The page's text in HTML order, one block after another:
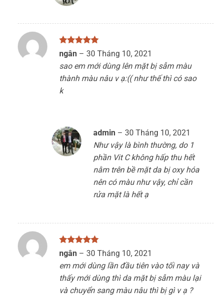
Được xếp
hạng
sao
ngân – 30 Tháng 10, 2021
sao em mới dùng lên mặt bị sẫm màu
thành màu nâu v ạ:(( như thế thì có sao
k
admin – 30 Tháng 10, 2021
Như vậy là bình thường, do 1
phần Vit C không hấp thu hết
nằm trên bề mặt da bị oxy hóa
nên có màu như vậy, chỉ cần
rửa mặt là hết ạ
Được xếp
hạng
sao
ngân – 30 Tháng 10, 2021
em mới dùng lần đầu tiên vào tối nay và
thấy mới dùng thì da mặt bị sẫm màu lại
và chuyển sang màu nâu thì bị gì v ạ ?